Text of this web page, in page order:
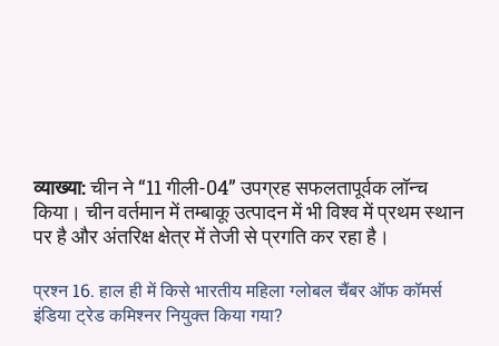
व्याख्या:चीन ने “11 गीली-04” उपग्रह सफलतापूर्वक लॉन्च
किया। चीन वर्तमान में तम्बाकू उत्पादन में भी विश्व में प्रथम स्थान
पर है और अंतरिक्ष क्षेत्र में तेजी से प्रगति कर रहा है।
प्रश्न 16. हाल ही में किसे भारतीय महिला ग्लोबल चैंबर ऑफ कॉमर्स
इंडिया ट्रेड कमिश्नर नियुक्त किया गया?